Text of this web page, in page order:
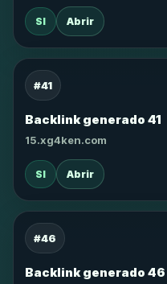
SI Abrir
#41
Backlink generado 41
15.xg4ken.com
SI Abrir
#46
Backlink generado 46